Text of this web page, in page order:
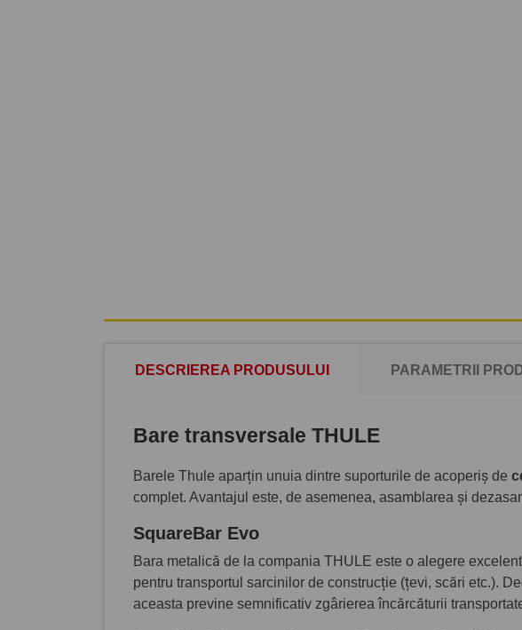
DESCRIEREA PRODUSULUI PARAMETRII
Bare transversale THULE
Barele Thule aparțin unuia dintre suporturile de acoperiș de
complet. Avantajul este, de asemenea, asamblarea și
SquareBar Evo
Bara metalică de la compania THULE este o alegere
pentru transportul sarcinilor de construcție (țevi, scări etc.).
aceasta previne semnificativ zgârierea încărcăturii